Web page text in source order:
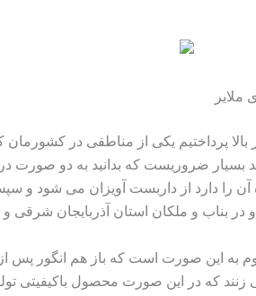
بالا پرداختیم یکی از مناطقی در
بسیار ضروریست که بدانید به دو
آن را دارد از داربست آویزان می‌ شود
در بناب و ملکان استان آذربایجان
به این صورت است که باز هم انگور پس
که در این صورت محصول باکیفیتی